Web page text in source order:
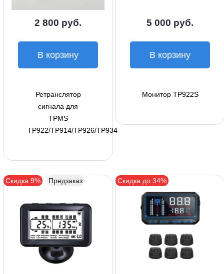
2 800 руб.
В корзину
Ретранслятор
сигнала для
TPMS
TP922/TP914/TP926/TP934
5 000 руб.
В корзину
Монитор TP922S
Скидка 9% Предзаказ Скидка до 34%